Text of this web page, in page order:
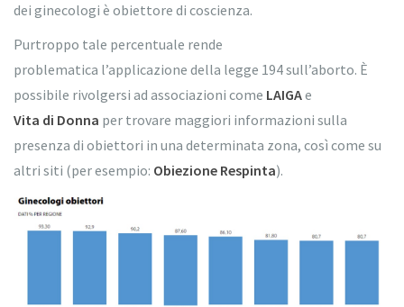
dei ginecologi è obiettore di coscienza.
Purtroppo tale percentuale rende
problematica l’applicazione della legge 194 sull’aborto. È
possibile rivolgersi ad associazioni come LAIGAe
Vita di Donna per trovare maggiori informazioni sulla
presenza di obiettori in una determinata zona, così come su
altri siti (per esempio: Obiezione Respinta).